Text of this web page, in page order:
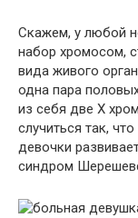
Скажем, у любой
набор хромосом,
вида живого
одна пара
из себя две Х
случиться так,
девочки
синдром